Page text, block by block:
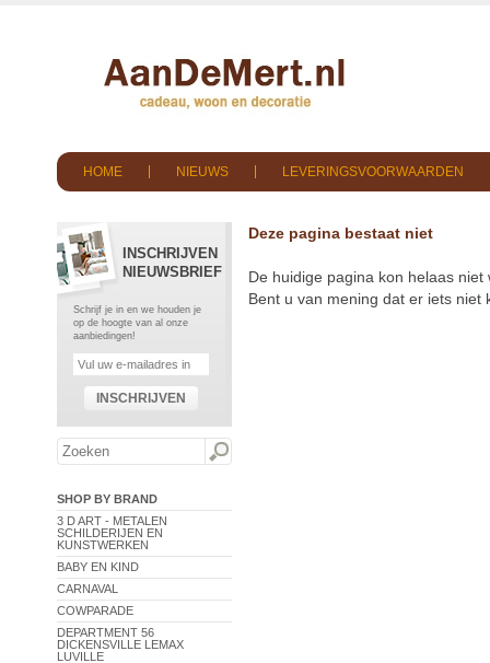
HOME NIEUWS LEVERINGSVOORWAARDEN
INSCHRIJVEN
NIEUWSBRIEF
Schrijf je in en we houden je
op de hoogte van al onze
aanbiedingen!
INSCHRIJVEN
SHOP BY BRAND
3 D ART - METALEN
SCHILDERIJEN EN
KUNSTWERKEN
BABY EN KIND
CARNAVAL
COWPARADE
DEPARTMENT 56
DICKENSVILLE LEMAX
LUVILLE
Deze pagina bestaat niet
De huidige pagina kon helaas
Bent u van mening dat er iets